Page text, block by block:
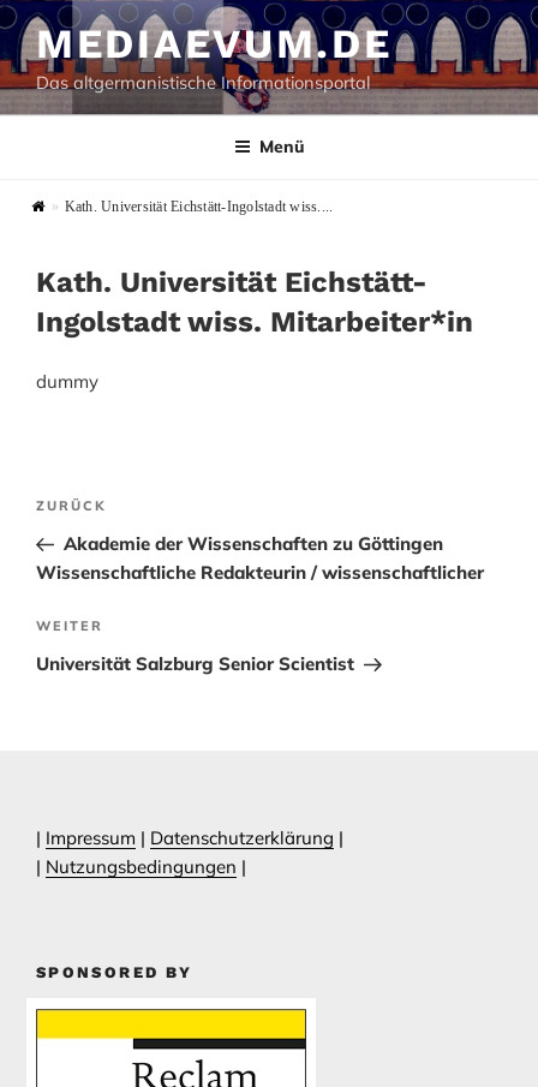
Zum
Inhalt
springen
MEDIAEVUM.DE
Das altgermanistische Informationsportal
Menü
» Kath. Universität Eichstätt-Ingolstadt wiss....
Kath. Universität Eichstätt-
Ingolstadt wiss. Mitarbeiter*in
dummy
Beitragsnavigation
Vorheriger
Beitrag
ZURÜCK
Akademie der Wissenschaften zu Göttingen
Wissenschaftliche Redakteurin / wissenschaftlicher
Nächster
Beitrag
WEITER
Universität Salzburg Senior Scientist
| Impressum | Datenschutzerklärung |
| Nutzungsbedingungen |
SPONSORED BY